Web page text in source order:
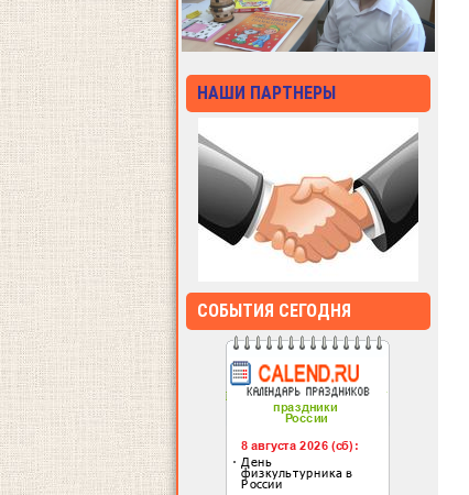
НАШИ ПАРТНЕРЫ
СОБЫТИЯ СЕГОДНЯ